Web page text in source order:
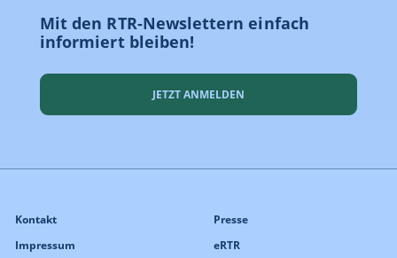
Mit den RTR-Newslettern einfach
informiert bleiben!
JETZT ANMELDEN
Kontakt
Impressum
Presse
eRTR